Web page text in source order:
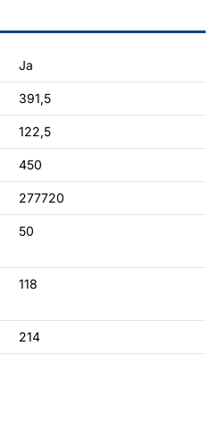
Ja
391,5
122,5
450
277720
50
118
214